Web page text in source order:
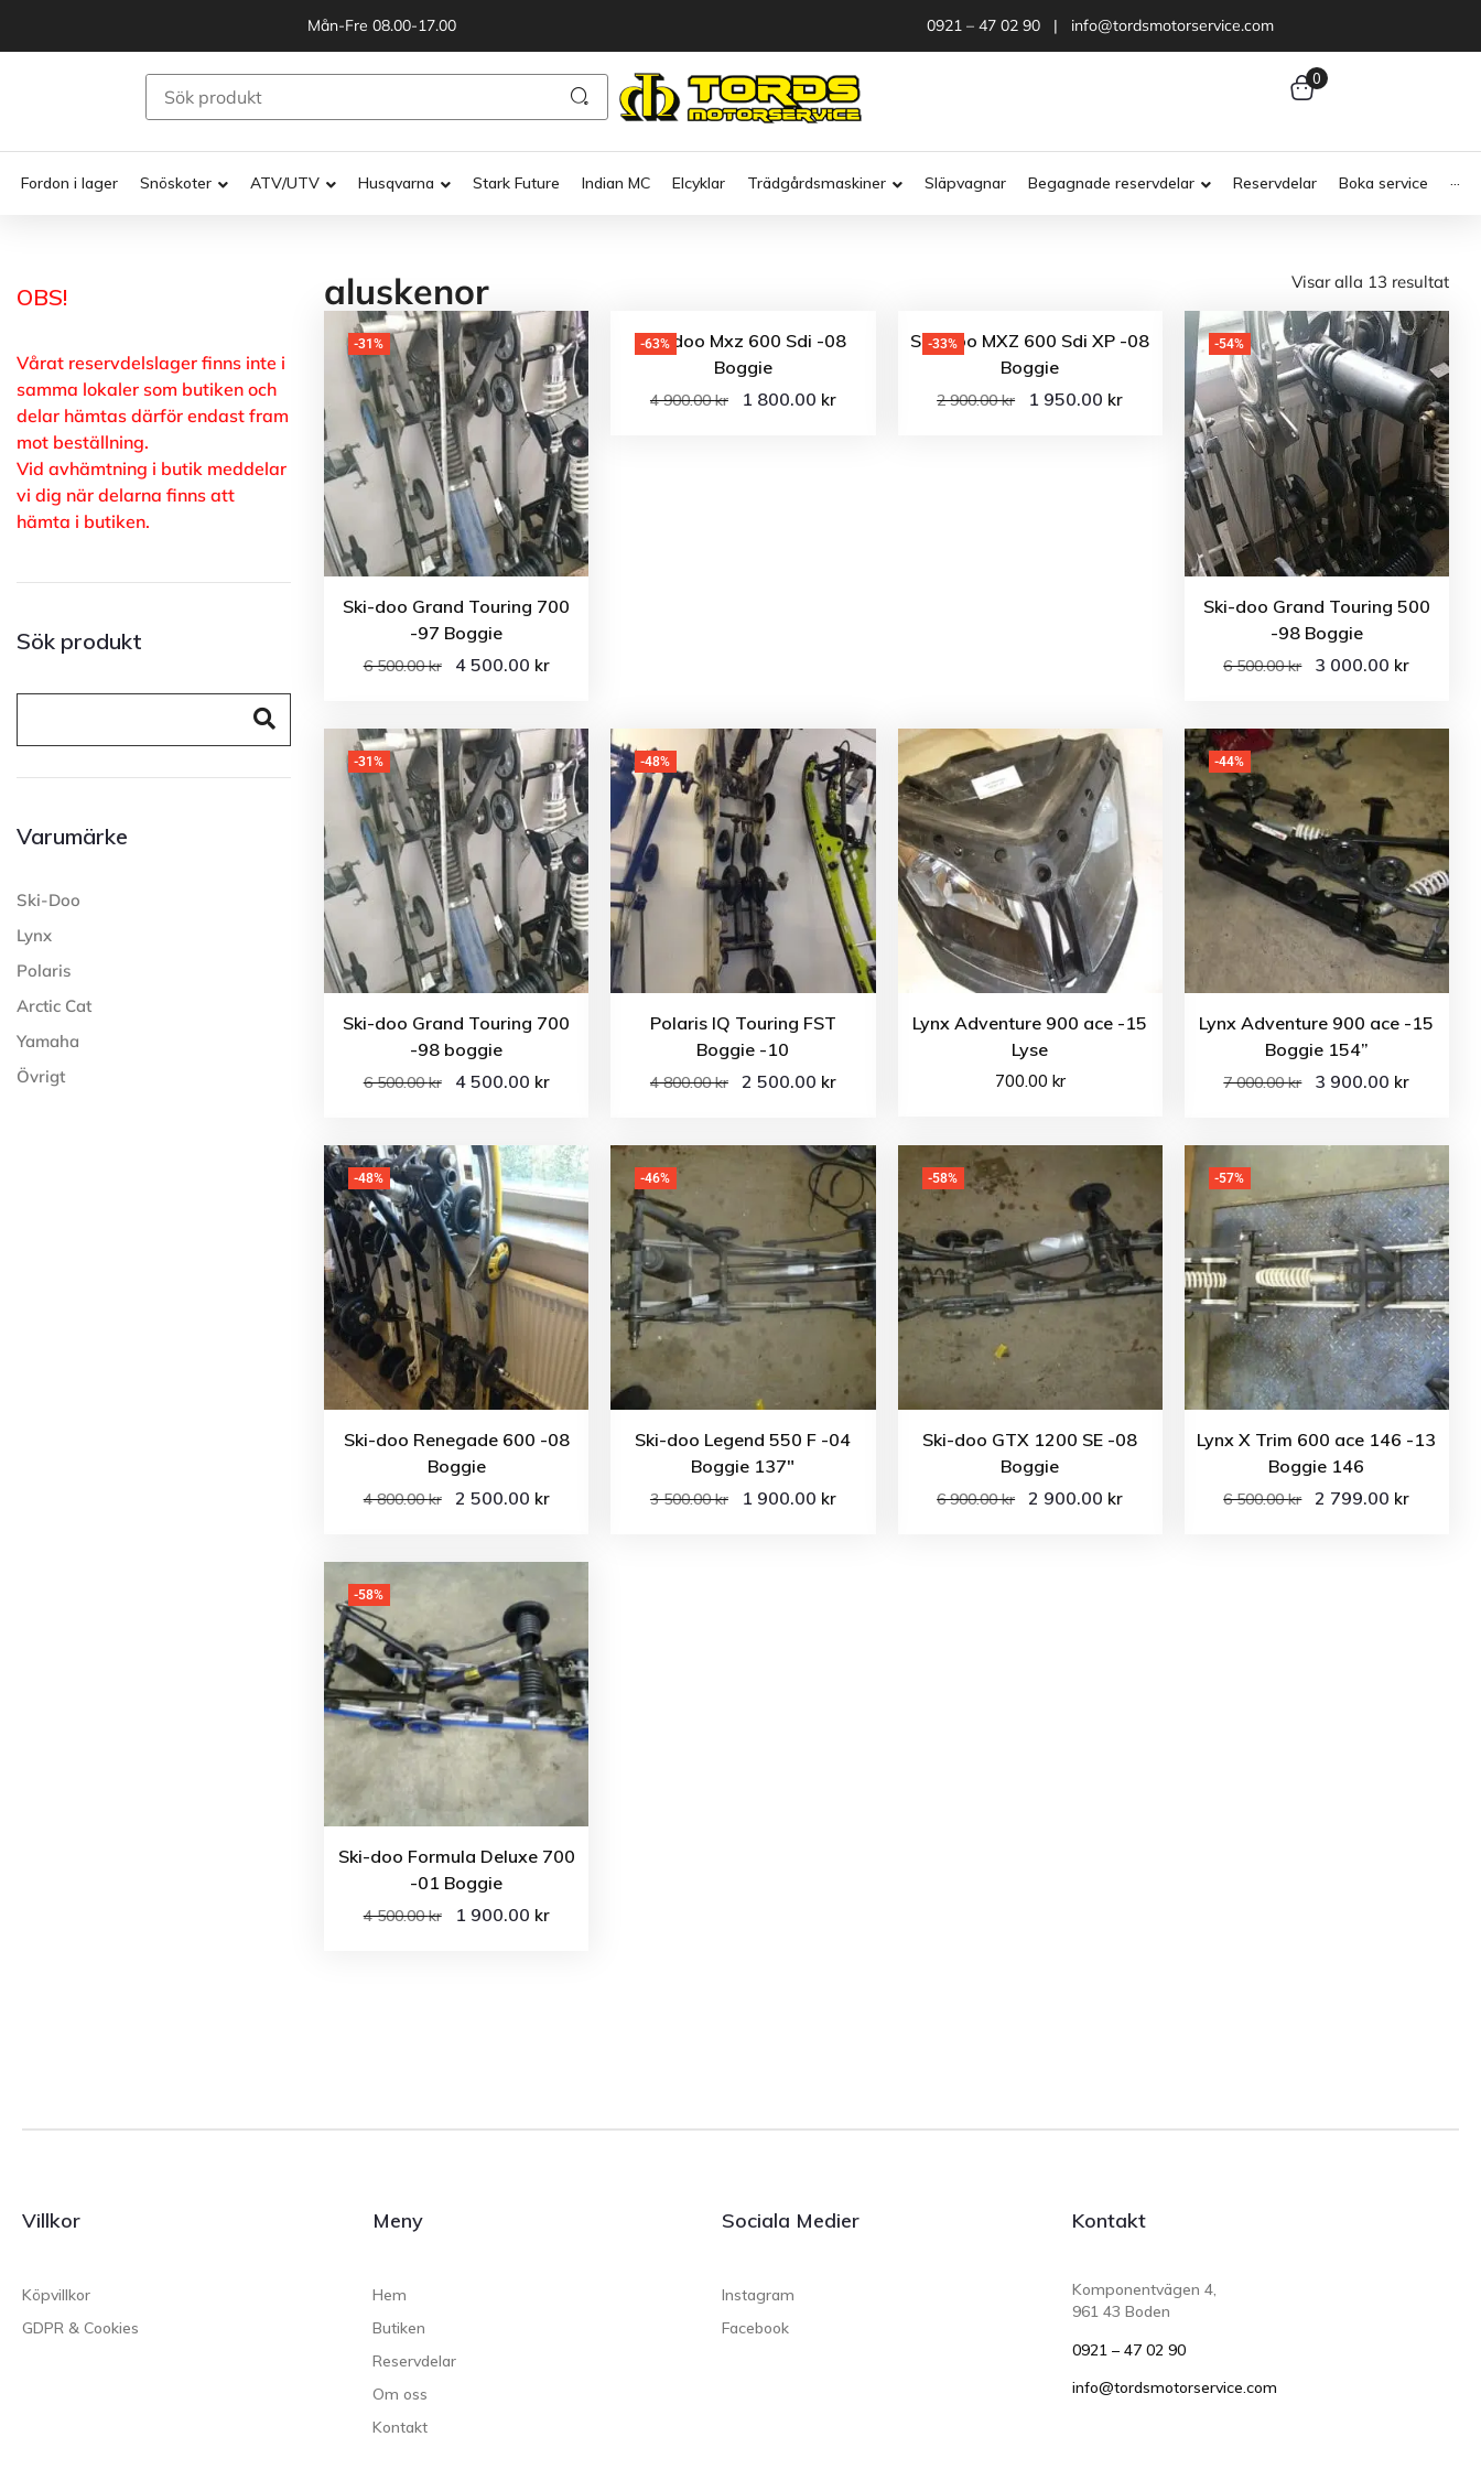
Mån-Fre 08.00-17.00 0921 – 47 02 90 | info@tordsmotorservice.com
0
Fordon i lager Snöskoter ATV/UTV Husqvarna Stark Future Indian MC Elcyklar Trädgårdsmaskiner Släpvagnar Begagnade reservdelar Reservdelar Boka service ···
OBS!
Vårat reservdelslager finns inte i
samma lokaler som butiken och
delar hämtas därför endast fram
mot beställning.
Vid avhämtning i butik meddelar
vi dig när delarna finns att
hämta i butiken.
Sök produkt
Varumärke
Ski-Doo
Lynx
Polaris
Arctic Cat
Yamaha
Övrigt
aluskenor Visar alla 13 resultat
-31%
Ski-doo Grand Touring 700
-97 Boggie
6 500.00kr 4 500.00 kr
-63%
Ski-doo Mxz 600 Sdi -08
Boggie
4 900.00kr 1 800.00 kr
-33%
Ski-Doo MXZ 600 Sdi XP -08
Boggie
2 900.00kr 1 950.00 kr
-54%
Ski-doo Grand Touring 500
-98 Boggie
6 500.00kr 3 000.00 kr
-31%
Ski-doo Grand Touring 700
-98 boggie
6 500.00kr 4 500.00 kr
-48%
Polaris IQ Touring FST
Boggie -10
4 800.00kr 2 500.00 kr
Lynx Adventure 900 ace -15
Lyse
700.00 kr
-44%
Lynx Adventure 900 ace -15
Boggie 154”
7 000.00kr 3 900.00 kr
-48%
Ski-doo Renegade 600 -08
Boggie
4 800.00kr 2 500.00 kr
-46%
Ski-doo Legend 550 F -04
Boggie 137″
3 500.00kr 1 900.00 kr
-58%
Ski-doo GTX 1200 SE -08
Boggie
6 900.00kr 2 900.00 kr
-57%
Lynx X Trim 600 ace 146 -13
Boggie 146
6 500.00kr 2 799.00 kr
-58%
Ski-doo Formula Deluxe 700
-01 Boggie
4 500.00kr 1 900.00 kr
Villkor
Köpvillkor
GDPR & Cookies
Meny
Hem
Butiken
Reservdelar
Om oss
Kontakt
Sociala Medier
Instagram
Facebook
Kontakt
Komponentvägen 4,
961 43 Boden
0921 – 47 02 90
info@tordsmotorservice.com